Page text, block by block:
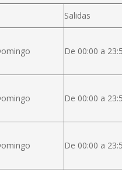
Salidas
De 00:00 a
De 00:00 a
De 00:00 a